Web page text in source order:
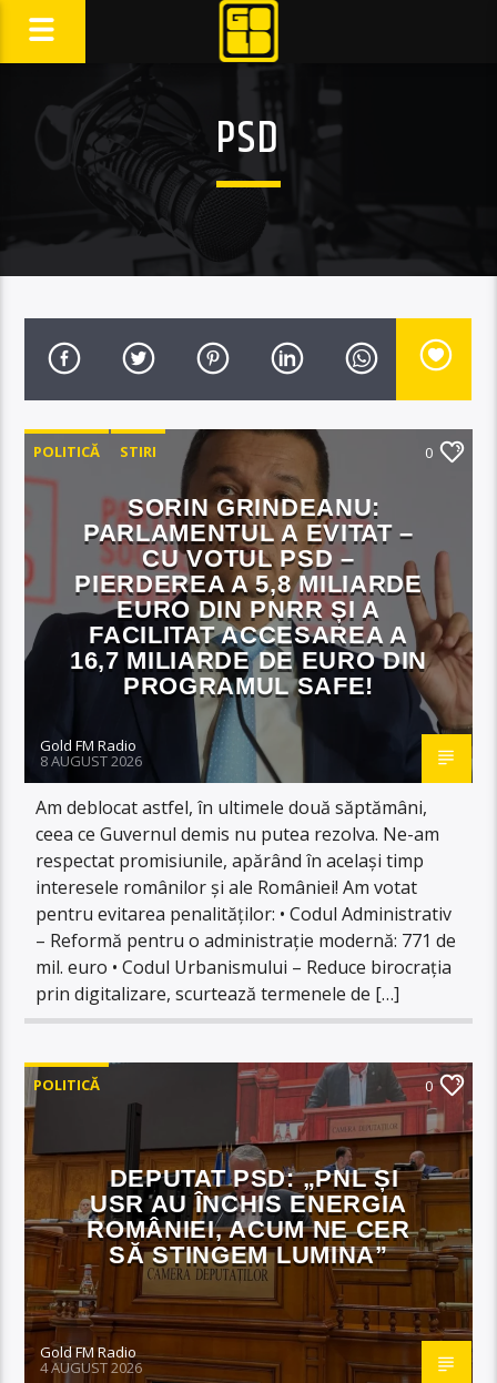
PSD
POLITICĂ STIRI 0
SORIN GRINDEANU:
PARLAMENTUL A EVITAT –
CU VOTUL PSD –
PIERDEREA A 5,8 MILIARDE
EURO DIN PNRR ȘI A
FACILITAT ACCESAREA A
16,7 MILIARDE DE EURO DIN
PROGRAMUL SAFE!
Gold FM Radio
8 AUGUST 2026
Am deblocat astfel, în ultimele două săptămâni,
ceea ce Guvernul demis nu putea rezolva. Ne-am
respectat promisiunile, apărând în același timp
interesele românilor și ale României! Am votat
pentru evitarea penalităților: •⁠ ⁠Codul Administrativ
– Reformă pentru o administrație modernă: 771 de
mil. euro •⁠ ⁠⁠Codul Urbanismului – Reduce birocrația
prin digitalizare, scurtează termenele de […]
POLITICĂ 0
DEPUTAT PSD: „PNL ȘI
USR AU ÎNCHIS ENERGIA
ROMÂNIEI, ACUM NE CER
SĂ STINGEM LUMINA”
Gold FM Radio
4 AUGUST 2026